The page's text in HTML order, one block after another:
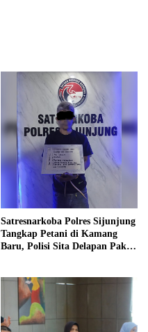
Satresnarkoba Polres Sijunjung
Tangkap Petani di Kamang
Baru, Polisi Sita Delapan Paket